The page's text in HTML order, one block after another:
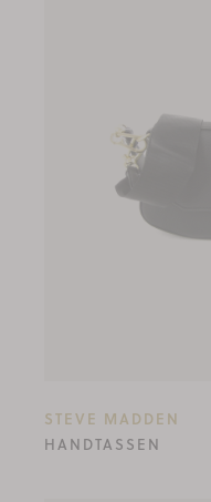
STEVE MADDEN
HANDTASSEN